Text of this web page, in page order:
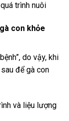
trình nuôi
con khỏe
do vậy, khi
để gà con
và liệu lượng